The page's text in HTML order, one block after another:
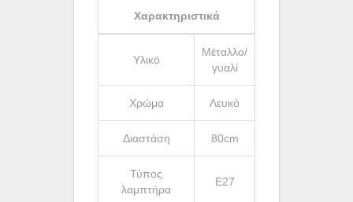
Χαρακτηριστικά
Υλικό
Μέταλλο/
γυαλί
Χρώμα Λευκό
Διαστάση 80cm
Τύπος
λαμπτήρα
Ε27